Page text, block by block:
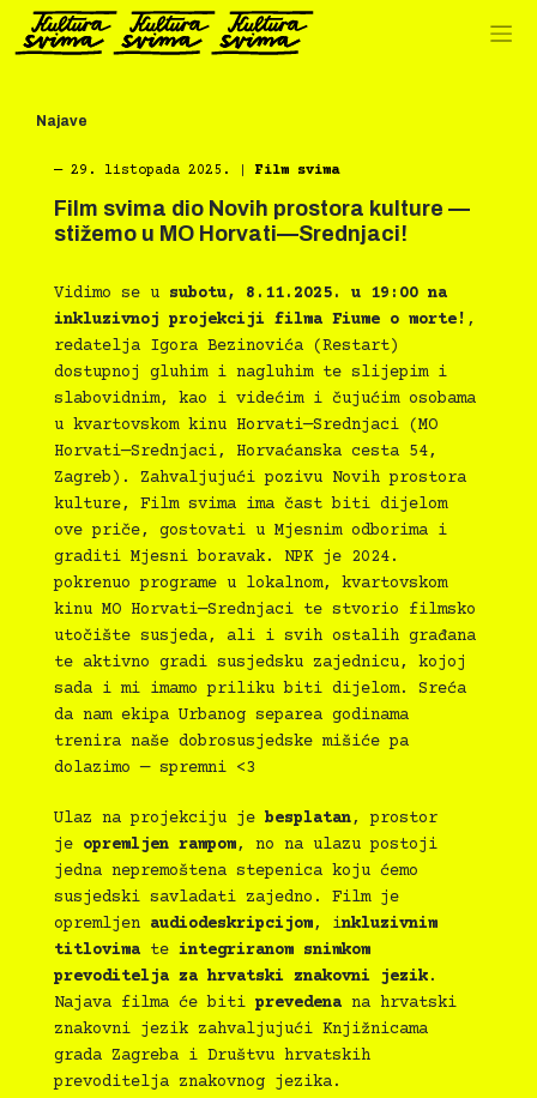
Preskoči
sadržaj
Najave
― 29. listopada 2025. Film svima
Film svima dio Novih prostora kulture —
stižemo u MO Horvati—Srednjaci!
Vidimo se u subotu, 8.11.2025. u 19:00 na
inkluzivnoj projekciji filma Fiume o morte! ,
redatelja Igora Bezinovića (Restart)
dostupnoj gluhim i nagluhim te slijepim i
slabovidnim, kao i videćim i čujućim osobama
u kvartovskom kinu Horvati—Srednjaci (MO
Horvati—Srednjaci, Horvaćanska cesta 54,
Zagreb). Zahvaljujući pozivu Novih prostora
kulture, Film svima ima čast biti dijelom
ove priče, gostovati u Mjesnim odborima i
graditi Mjesni boravak. NPK je 2024.
pokrenuo programe u lokalnom, kvartovskom
kinu MO Horvati—Srednjaci te stvorio filmsko
utočište susjeda, ali i svih ostalih građana
te aktivno gradi susjedsku zajednicu, kojoj
sada i mi imamo priliku biti dijelom. Sreća
da nam ekipa Urbanog separea godinama
trenira naše dobrosusjedske mišiće pa
dolazimo — spremni <3
Ulaz na projekciju je besplatan, prostor
je opremljen rampom, no na ulazu postoji
jedna nepremoštena stepenica koju ćemo
susjedski savladati zajedno. Film je
opremljen audiodeskripcijom, inkluzivnim
titlovima te integriranom snimkom
prevoditelja za hrvatski znakovni jezik.
Najava filma će biti prevedena na hrvatski
znakovni jezik zahvaljujući Knjižnicama
grada Zagreba i Društvu hrvatskih
prevoditelja znakovnog jezika.